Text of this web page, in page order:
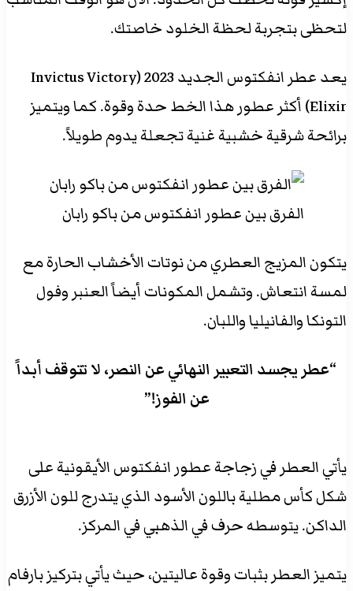
لتحظى بتجربة لحظة الخلود خاصتك.
يعد عطر انفكتوس الجديد 2023 (Invictus Victory
Elixir) أكثر عطور هذا الخط حدة وقوة. كما ويتميز
برائحة شرقية خشبية غنية تجعلة يدوم طويلاً.
الفرق بين عطور انفكتوس من باكو رابان
يتكون المزيج العطري من نوتات الأخشاب الحارة مع
لمسة انتعاش. وتشمل المكونات أيضاً العنبر وفول
التونكا والفانيليا واللبان.
“عطر يجسد التعبير النهائي عن النصر، لا تتوقف أبداً
عن الفوز!”
يأتي العطر في زجاجة عطور انفكتوس الأيقونية على
شكل كأس مطلية باللون الأسود الذي يتدرج للون الأزرق
الداكن. يتوسطه حرف في الذهبي في المركز.
يتميز العطر بثبات وقوة عاليتين، حيث يأتي بتركيز بارفام